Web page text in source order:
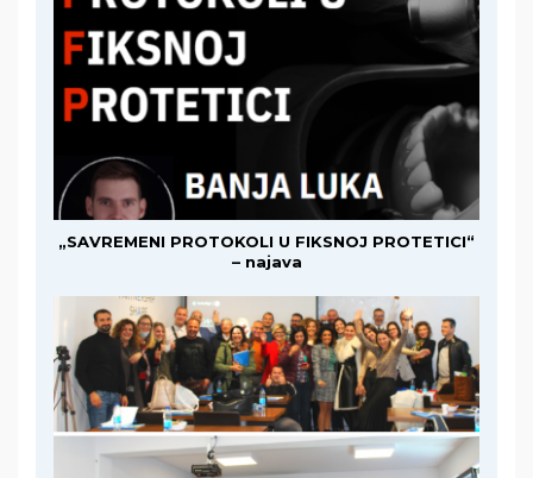
„SAVREMENI PROTOKOLI U FIKSNOJ PROTETICI“
– najava